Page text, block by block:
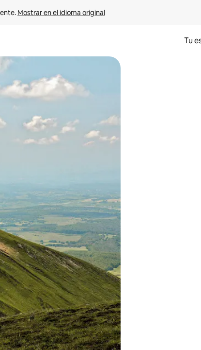
Mostrar en el idioma original
Tu
arriba y hacia abajo, o bien tocando y deslizando la pantalla.